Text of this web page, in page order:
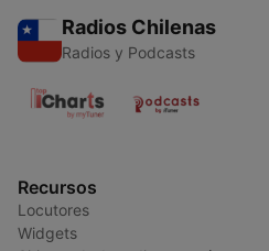
Radios Chilenas
Radios y Podcasts
Recursos
Locutores
Widgets